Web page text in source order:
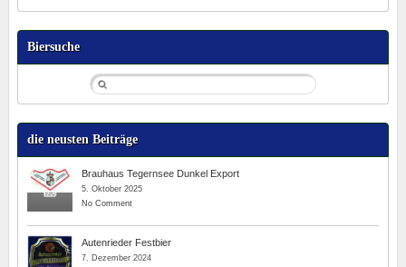
Biersuche
die neusten Beiträge
Brauhaus Tegernsee Dunkel Export
5. Oktober 2025
No Comment
Autenrieder Festbier
7. Dezember 2024